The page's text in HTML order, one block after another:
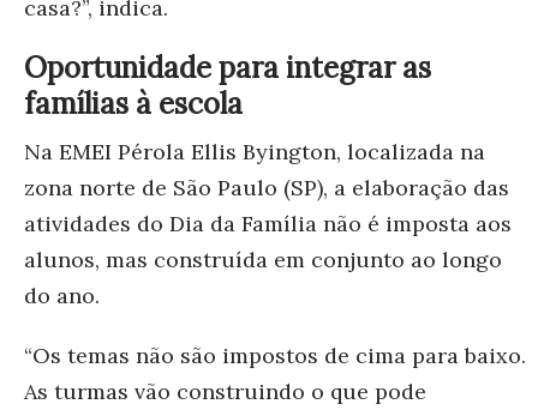
casa?”, indica.
Oportunidade para integrar as
famílias à escola
Na EMEI Pérola Ellis Byington, localizada na
zona norte de São Paulo (SP), a elaboração das
atividades do Dia da Família não é imposta aos
alunos, mas construída em conjunto ao longo
do ano.
“Os temas não são impostos de cima para baixo.
As turmas vão construindo o que pode